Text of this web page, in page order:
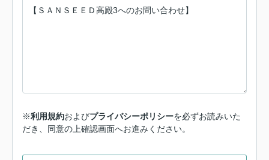
※利用規約およびプライバシーポリシーを必ずお読みいた
だき、同意の上確認画面へお進みください。